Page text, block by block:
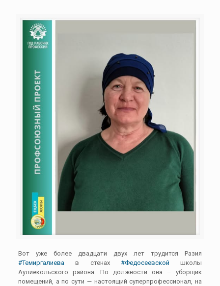
Вот уже более двадцати двух лет трудится Разия
#Темиргалиева в стенах #Федосеевской школы
Аулиекольского района. По должности она – уборщик
помещений, а по сути — настоящий суперпрофессионал, на